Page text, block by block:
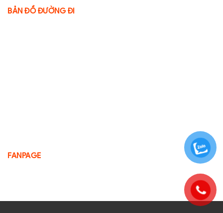
BẢN ĐỒ ĐƯỜNG ĐI
FANPAGE